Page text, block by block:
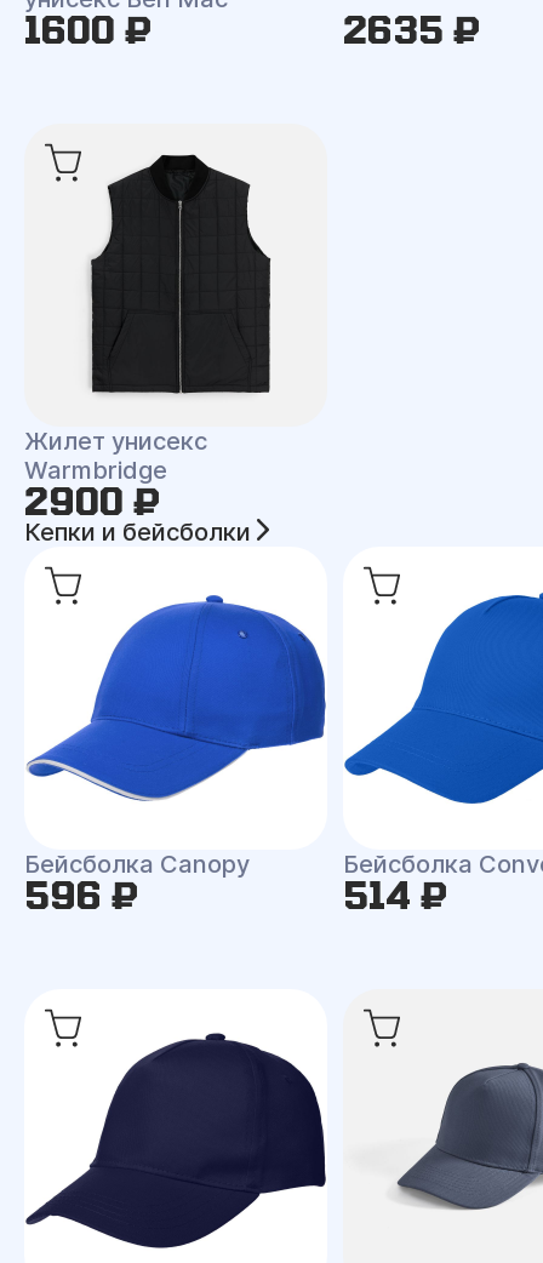
1600 ₽ 2635 ₽
Жилет унисекс
Warmbridge
2900 ₽
Кепки и бейсболки
Бейсболка Canopy
596 ₽
Бейсболка
514 ₽